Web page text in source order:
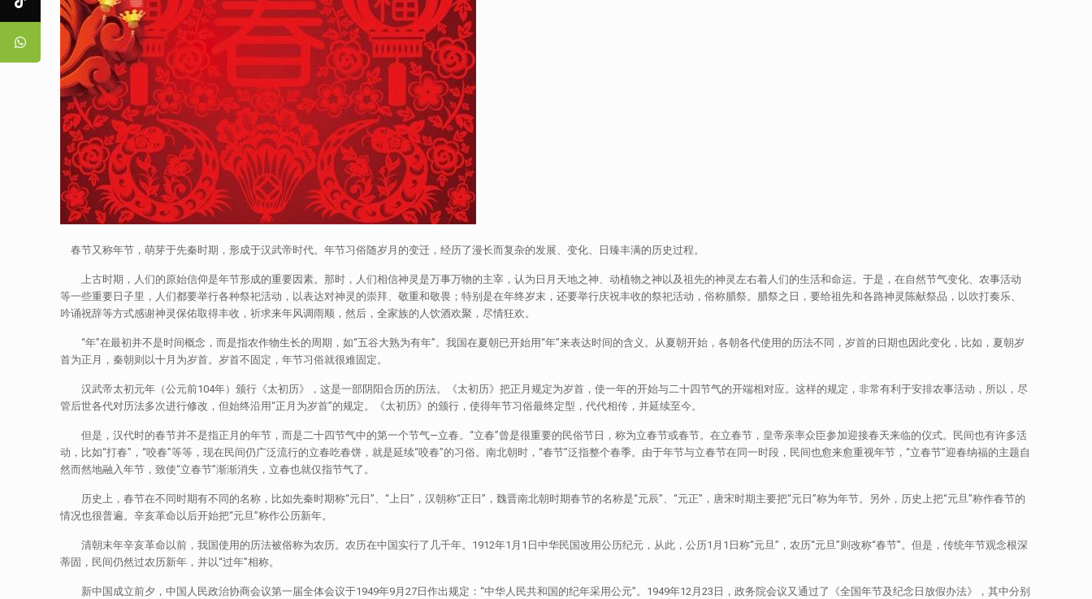
春节又称年节，萌芽于先秦时期，形成于汉武帝时代。年节习俗随岁月的变迁，经历了漫长而复杂的发展、变化、日臻丰满的历史过程。
上古时期，人们的原始信仰是年节形成的重要因素。那时，人们相信神灵是万事万物的主宰，认为日月天地之神、动植物之神以及祖先的神灵左右着人们的生活和命运。于是，在自然节气变化、农事活动
等一些重要日子里，人们都要举行各种祭祀活动，以表达对神灵的崇拜、敬重和敬畏；特别是在年终岁末，还要举行庆祝丰收的祭祀活动，俗称腊祭。腊祭之日，要给祖先和各路神灵陈献祭品，以吹打奏乐、
吟诵祝辞等方式感谢神灵保佑取得丰收，祈求来年风调雨顺，然后，全家族的人饮酒欢聚，尽情狂欢。
“年”在最初并不是时间概念，而是指农作物生长的周期，如“五谷大熟为有年”。我国在夏朝已开始用“年”来表达时间的含义。从夏朝开始，各朝各代使用的历法不同，岁首的日期也因此变化，比如，夏朝岁
首为正月，秦朝则以十月为岁首。岁首不固定，年节习俗就很难固定。
汉武帝太初元年（公元前104年）颁行《太初历》，这是一部阴阳合历的历法。《太初历》把正月规定为岁首，使一年的开始与二十四节气的开端相对应。这样的规定，非常有利于安排农事活动，所以，尽
管后世各代对历法多次进行修改，但始终沿用“正月为岁首”的规定。《太初历》的颁行，使得年节习俗最终定型，代代相传，并延续至今。
但是，汉代时的春节并不是指正月的年节，而是二十四节气中的第一个节气—立春。“立春”曾是很重要的民俗节日，称为立春节或春节。在立春节，皇帝亲率众臣参加迎接春天来临的仪式。民间也有许多活
动，比如“打春”，“咬春”等等，现在民间仍广泛流行的立春吃春饼，就是延续“咬春”的习俗。南北朝时，“春节”泛指整个春季。由于年节与立春节在同一时段，民间也愈来愈重视年节，“立春节”迎春纳福的主题自
然而然地融入年节，致使“立春节”渐渐消失，立春也就仅指节气了。
历史上，春节在不同时期有不同的名称，比如先秦时期称“元日”、“上日”，汉朝称“正日”，魏晋南北朝时期春节的名称是“元辰”、“元正”，唐宋时期主要把“元日”称为年节。另外，历史上把“元旦”称作春节的
情况也很普遍。辛亥革命以后开始把“元旦”称作公历新年。
清朝末年辛亥革命以前，我国使用的历法被俗称为农历。农历在中国实行了几千年。1912年1月1日中华民国改用公历纪元，从此，公历1月1日称“元旦”，农历“元旦”则改称“春节”。但是，传统年节观念根深
蒂固，民间仍然过农历新年，并以“过年”相称。
新中国成立前夕，中国人民政治协商会议第一届全体会议于1949年9月27日作出规定：“中华人民共和国的纪年采用公元”。1949年12月23日，政务院会议又通过了《全国年节及纪念日放假办法》，其中分别